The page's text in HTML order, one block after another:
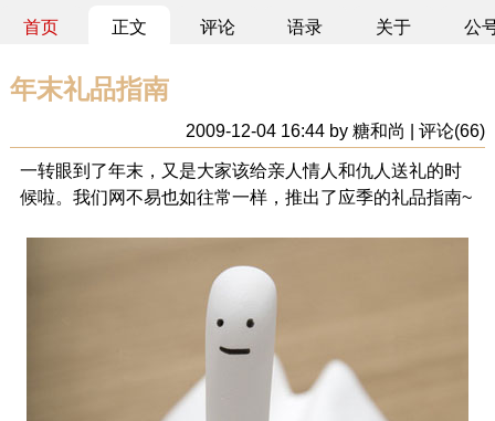
首页 正文 评论 语录 关于 公
年末礼品指南
2009-12-04 16:44 by 糖和尚 | 评论(66)
一转眼到了年末，又是大家该给亲人情人和仇人送礼的时
候啦。我们网不易也如往常一样，推出了应季的礼品指南~